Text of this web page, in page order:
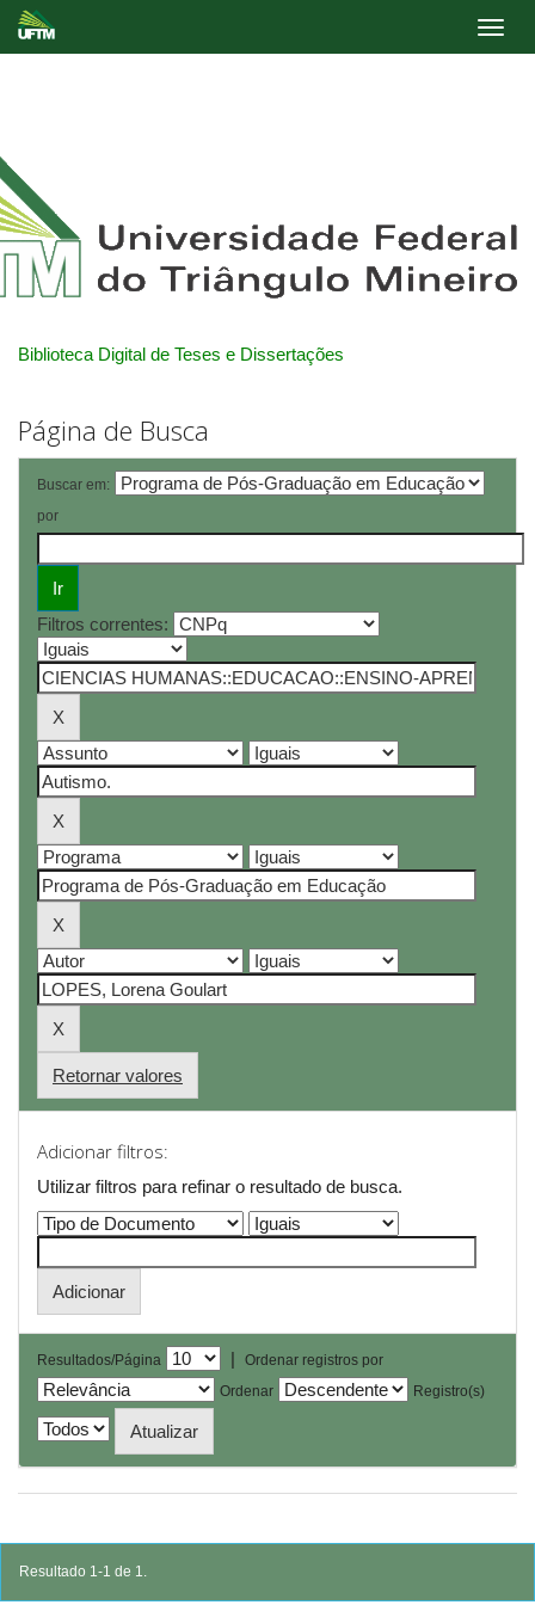
Biblioteca Digital de Teses e Dissertações
Página de Busca
Buscar em:
por
Filtros correntes:
Retornar valores
Adicionar filtros:
Utilizar filtros para refinar o resultado de busca.
Resultados/Página |
Ordenar registros por
Ordenar
Registro(s)
Resultado 1-1 de 1.